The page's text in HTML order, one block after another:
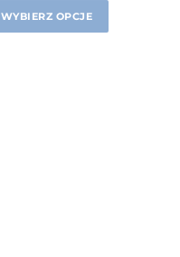
WYBIERZ OPCJE